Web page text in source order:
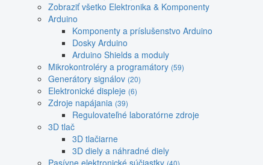
Zobraziť všetko Elektronika & Komponenty
Arduino
Komponenty a príslušenstvo Arduino
Dosky Arduino
Arduino Shields a moduly
Mikrokontroléry a programátory (59)
Generátory signálov (20)
Elektronické displeje (6)
Zdroje napájania (39)
Regulovateľné laboratórne zdroje
3D tlač
3D tlačiarne
3D diely a náhradné diely